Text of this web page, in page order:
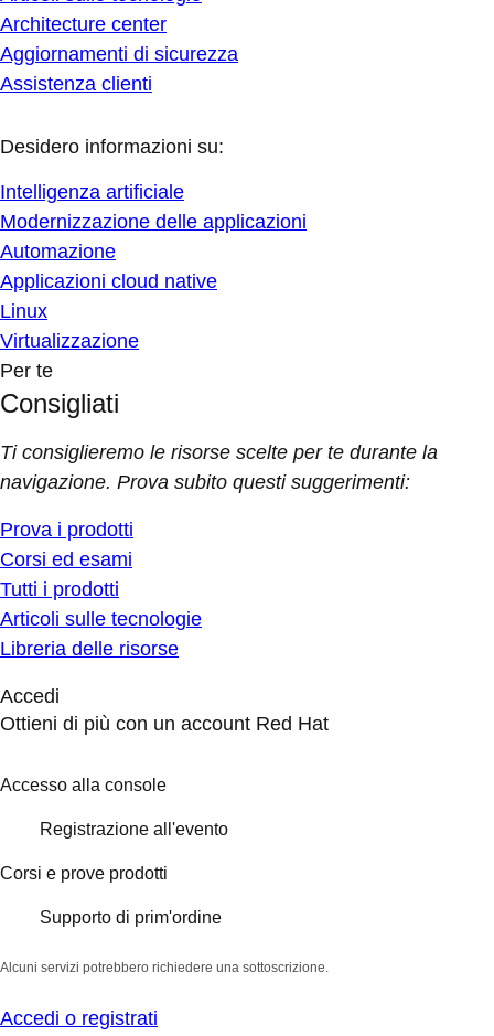
Architecture center
Aggiornamenti di sicurezza
Assistenza clienti
Desidero informazioni su:
Intelligenza artificiale
Modernizzazione delle applicazioni
Automazione
Applicazioni cloud native
Linux
Virtualizzazione
Per te
Consigliati
Ti consiglieremo le risorse scelte per te durante la
navigazione. Prova subito questi suggerimenti:
Prova i prodotti
Corsi ed esami
Tutti i prodotti
Articoli sulle tecnologie
Libreria delle risorse
Accedi
Ottieni di più con un account Red Hat
Accesso alla console
Registrazione all'evento
Corsi e prove prodotti
Supporto di prim'ordine
Alcuni servizi potrebbero richiedere una sottoscrizione.
Accedi o registrati